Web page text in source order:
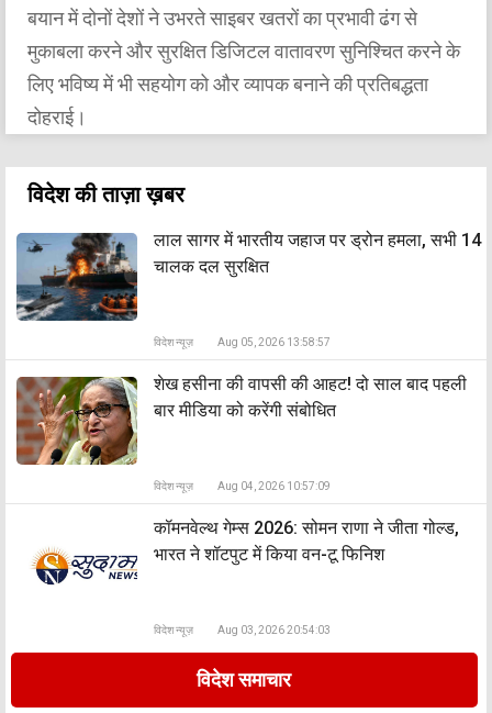
बयान में दोनों देशों ने उभरते साइबर खतरों का प्रभावी ढंग से
मुकाबला करने और सुरक्षित डिजिटल वातावरण सुनिश्चित करने के
लिए भविष्य में भी सहयोग को और व्यापक बनाने की प्रतिबद्धता
दोहराई।
विदेश की ताज़ा ख़बर
लाल सागर में भारतीय जहाज पर ड्रोन हमला, सभी 14
चालक दल सुरक्षित
विदेश न्यूज़ Aug 05, 2026 13:58:57
शेख हसीना की वापसी की आहट! दो साल बाद पहली
बार मीडिया को करेंगी संबोधित
विदेश न्यूज़ Aug 04, 2026 10:57:09
कॉमनवेल्थ गेम्स 2026: सोमन राणा ने जीता गोल्ड,
भारत ने शॉटपुट में किया वन-टू फिनिश
विदेश न्यूज़ Aug 03, 2026 20:54:03
विदेश समाचार